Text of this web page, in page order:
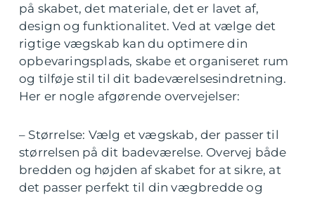
på skabet, det materiale, det er lavet af,
design og funktionalitet. Ved at vælge det
rigtige vægskab kan du optimere din
opbevaringsplads, skabe et organiseret rum
og tilføje stil til dit badeværelsesindretning.
Her er nogle afgørende overvejelser:
– Størrelse: Vælg et vægskab, der passer til
størrelsen på dit badeværelse. Overvej både
bredden og højden af skabet for at sikre, at
det passer perfekt til din vægbredde og